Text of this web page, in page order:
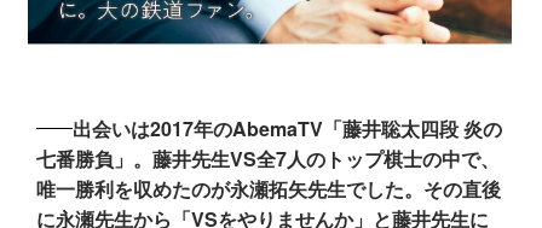
出会いは2017年のAbemaTV「藤井聡太四段 炎の
七番勝負」。藤井先生VS全7人のトップ棋士の中で、
唯一勝利を収めたのが永瀬拓矢先生でした。その直後
に永瀬先生から「VSをやりませんか」と藤井先生に